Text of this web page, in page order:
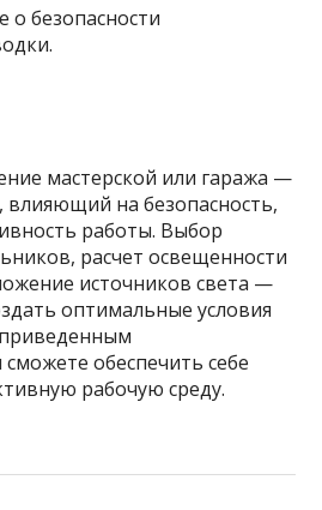
о безопасности
мастерской или гаража —
на безопасность,
работы. Выбор
расчет освещенности
источников света —
оптимальные условия
обеспечить себе
рабочую среду.